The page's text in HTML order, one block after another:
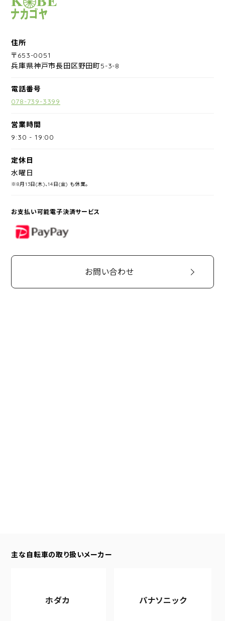
住所
〒653-0051
兵庫県神戸市長田区野田町5-3-8
電話番号
078-739-3399
営業時間
9:30 -19:00
定休日
水曜日
※8月13日(木)、14日(金) も休業。
お支払い可能電子決済サービス
PayPay
お問い合わせ
主な自転車の取り扱いメーカー
ホダカ パナソニック